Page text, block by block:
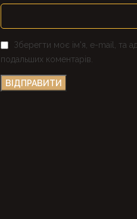
Зберегти моє ім'я, e-mail, та
подальших коментарів.